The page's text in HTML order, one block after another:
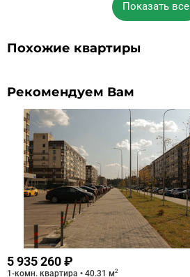
Показать все
Похожие квартиры
Рекомендуем Вам
5 935 260 ₽
1-комн. квартира • 40.31 м2